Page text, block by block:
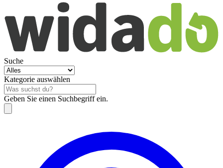
Suche
Kategorie auswählen
Geben Sie einen Suchbegriff ein.